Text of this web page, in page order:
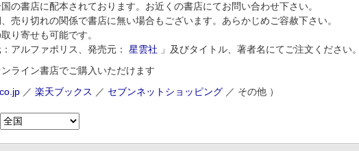
の書店に配本されております。お近くの書店にてお問い合わせ下さい。
売り切れの関係で書店に無い場合もございます。あらかじめご容赦下さい。
り寄せも可能です。
：アルファポリス、発売元： 星雲社 」及びタイトル、著者名にてご注文ください。
ライン書店でご購入いただけます
／ 楽天ブックス ／ セブンネットショッピング ／ その他 ）